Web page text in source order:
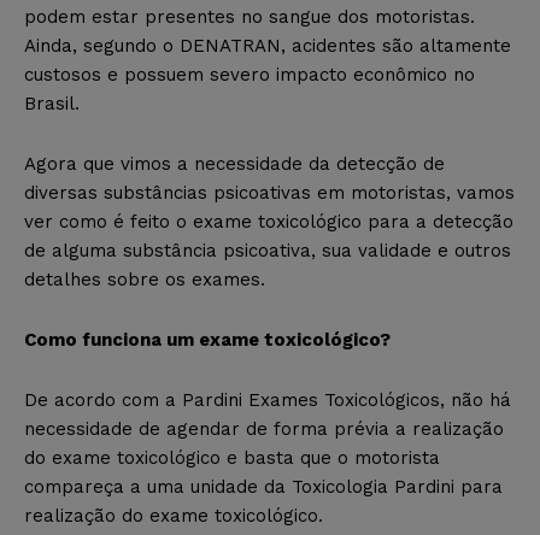
podem estar presentes no sangue dos motoristas.
Ainda, segundo o DENATRAN, acidentes são altamente
custosos e possuem severo impacto econômico no
Brasil.
Agora que vimos a necessidade da detecção de
diversas substâncias psicoativas em motoristas, vamos
ver como é feito o exame toxicológico para a detecção
de alguma substância psicoativa, sua validade e outros
detalhes sobre os exames.
Como funciona um exame toxicológico?
De acordo com a Pardini Exames Toxicológicos, não há
necessidade de agendar de forma prévia a realização
do exame toxicológico e basta que o motorista
compareça a uma unidade da Toxicologia Pardini para
realização do exame toxicológico.